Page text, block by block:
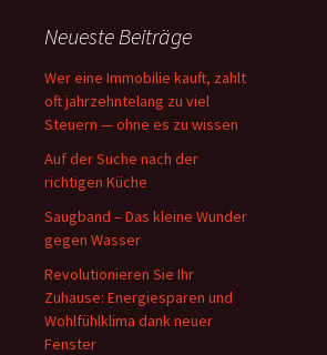
Neueste Beiträge
Wer eine Immobilie kauft, zahlt
oft jahrzehntelang zu viel
Steuern — ohne es zu wissen
Auf der Suche nach der
richtigen Küche
Saugband – Das kleine Wunder
gegen Wasser
Revolutionieren Sie Ihr
Zuhause: Energiesparen und
Wohlfühlklima dank neuer
Fenster